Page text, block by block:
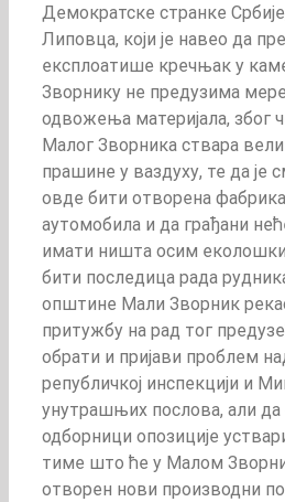
Демократске странке
Липовца, који је навео да
експлоатише кречњак у
Зворнику не предузима
одвожења материјала, због
Малог Зворника ствара
прашине у ваздуху, те да је
овде бити отворена
аутомобила и да грађани
имати ништа осим
бити последица рада
општине Мали Зворник
притужбу на рад тог
обрати и пријави проблем
републичкој инспекцији и
унутрашњих послова, али да
одборници опозиције
тиме што ће у Малом
отворен нови производни